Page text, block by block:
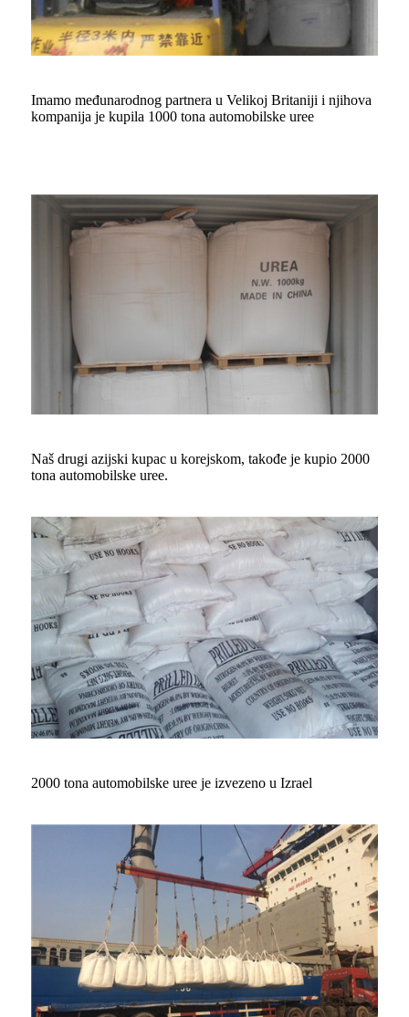
Imamo međunarodnog partnera u Velikoj Britaniji i njihova
kompanija je kupila 1000 tona automobilske uree
Naš drugi azijski kupac u korejskom, takođe je kupio 2000
tona automobilske uree.
2000 tona automobilske uree je izvezeno u Izrael